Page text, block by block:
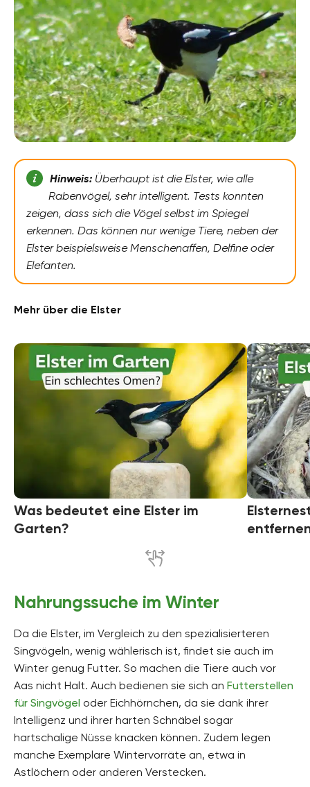
Hinweis:Überhaupt ist die Elster, wie alle
Rabenvögel, sehr intelligent. Tests konnten
zeigen, dass sich die Vögel selbst im Spiegel
erkennen. Das können nur wenige Tiere, neben der
Elster beispielsweise Menschenaffen, Delfine oder
Elefanten.
Mehr über die Elster
Was bedeutet eine Elster im
Garten?
Nahrungssuche im Winter
Da die Elster, im Vergleich zu den spezialisierteren
Singvögeln, wenig wählerisch ist, findet sie auch im
Winter genug Futter. So machen die Tiere auch vor
Aas nicht Halt. Auch bedienen sie sich an Futterstellen
für Singvögel oder Eichhörnchen, da sie dank ihrer
Intelligenz und ihrer harten Schnäbel sogar
hartschalige Nüsse knacken können. Zudem legen
manche Exemplare Wintervorräte an, etwa in
Astlöchern oder anderen Verstecken.